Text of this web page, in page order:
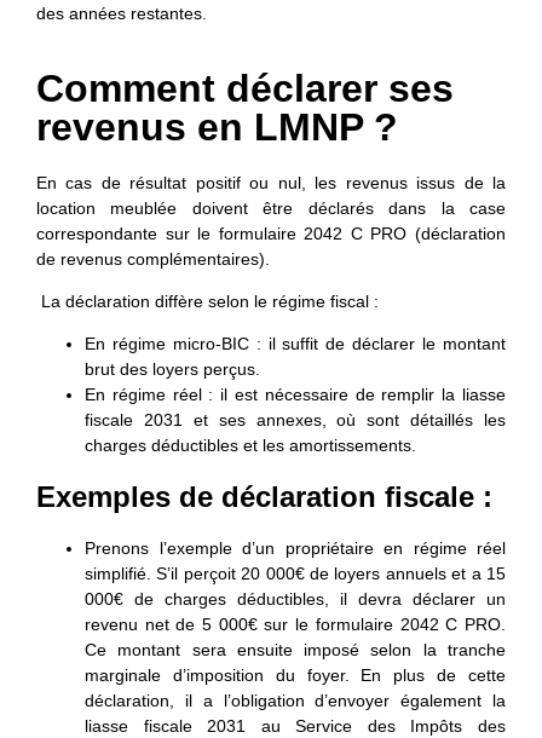
des années restantes.
Comment déclarer ses
revenus en LMNP ?
En cas de résultat positif ou nul, les revenus issus de la
location meublée doivent être déclarés dans la case
correspondante sur le formulaire 2042 C PRO (déclaration
de revenus complémentaires).
La déclaration diffère selon le régime fiscal :
En régime micro-BIC : il suffit de déclarer le montant
brut des loyers perçus.
En régime réel : il est nécessaire de remplir la liasse
fiscale 2031 et ses annexes, où sont détaillés les
charges déductibles et les amortissements.
Exemples de déclaration fiscale :
Prenons l’exemple d’un propriétaire en régime réel
simplifié. S’il perçoit 20 000€ de loyers annuels et a 15
000€ de charges déductibles, il devra déclarer un
revenu net de 5 000€ sur le formulaire 2042 C PRO.
Ce montant sera ensuite imposé selon la tranche
marginale d’imposition du foyer. En plus de cette
déclaration, il a l’obligation d’envoyer également la
liasse fiscale 2031 au Service des Impôts des